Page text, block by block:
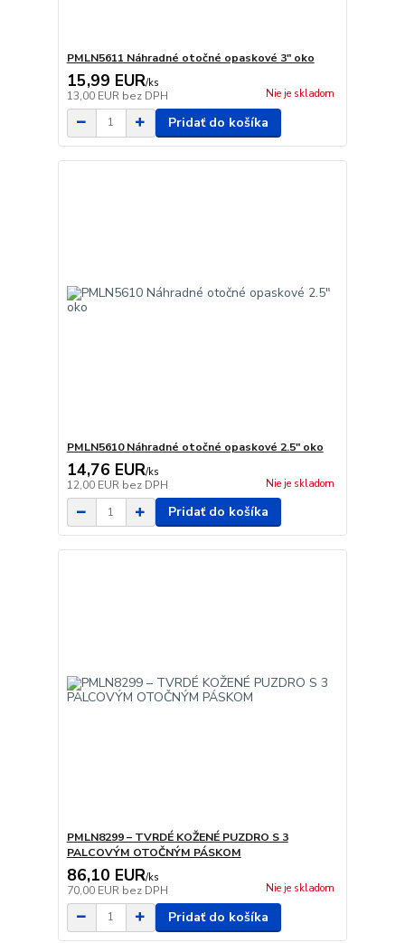
PMLN5611 Náhradné otočné opaskové 3" oko
15,99 EUR/ks
13,00 EUR bez DPH Nie je skladom
Pridať do košíka
PMLN5610 Náhradné otočné opaskové 2.5" oko
14,76 EUR/ks
12,00 EUR bez DPH Nie je skladom
Pridať do košíka
PMLN8299 – TVRDÉ KOŽENÉ PUZDRO S 3
PALCOVÝM OTOČNÝM PÁSKOM
86,10 EUR/ks
70,00 EUR bez DPH Nie je skladom
Pridať do košíka